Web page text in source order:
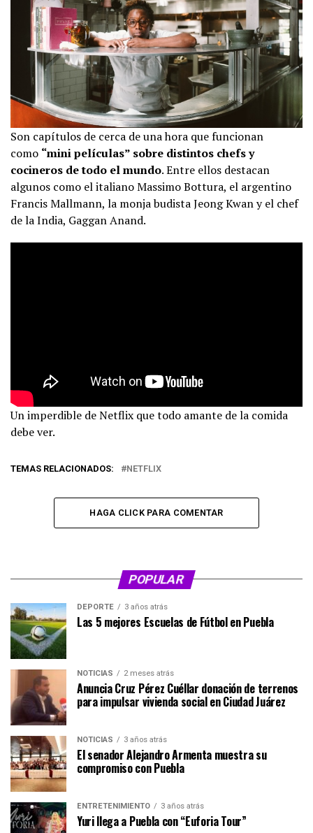
Son capítulos de cerca de una hora que funcionan
como “mini películas” sobre distintos chefs y
cocineros de todo el mundo. Entre ellos destacan
algunos como el italiano Massimo Bottura, el argentino
Francis Mallmann, la monja budista Jeong Kwan y el chef
de la India, Gaggan Anand.
Un imperdible de Netflix que todo amante de la comida
debe ver.
TEMAS RELACIONADOS: NETFLIX
HAGA CLICK PARA COMENTAR
POPULAR
DEPORTE 3 años atrás
Las 5 mejores Escuelas de Fútbol en Puebla
NOTICIAS 2 meses atrás
Anuncia Cruz Pérez Cuéllar donación de terrenos
para impulsar vivienda social en Ciudad Juárez
NOTICIAS 3 años atrás
El senador Alejandro Armenta muestra su
compromiso con Puebla
ENTRETENIMIENTO 3 años atrás
Yuri llega a Puebla con “Euforia Tour”